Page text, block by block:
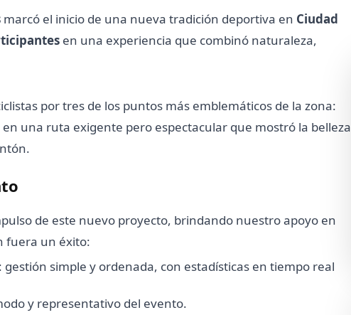
marcó el inicio de una nueva tradición deportiva en Ciudad
en una experiencia que combinó naturaleza,
por tres de los puntos más emblemáticos de la zona:
en una ruta exigente pero espectacular que mostró la belleza
de este nuevo proyecto, brindando nuestro apoyo en
fuera un éxito:
: gestión simple y ordenada, con estadísticas en tiempo real
y representativo del evento.